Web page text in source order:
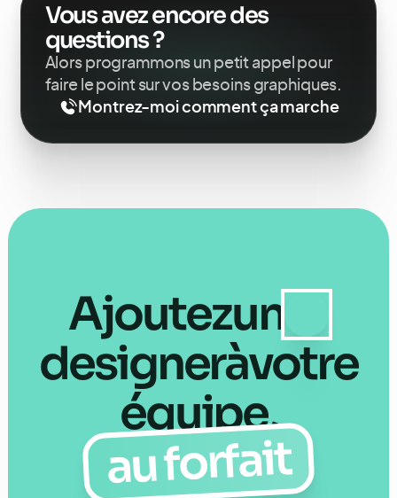
Vous avez encore des
questions ?
Alors programmons un petit appel pour
faire le point sur vos besoins graphiques.
Montrez-moi comment ça marche
Ajoutezun
designeràvotre
équipe,
au forfait